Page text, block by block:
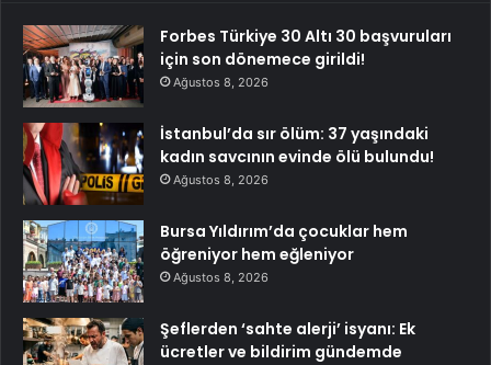
Forbes Türkiye 30 Altı 30 başvuruları
için son dönemece girildi!
Ağustos 8, 2026
İstanbul’da sır ölüm: 37 yaşındaki
kadın savcının evinde ölü bulundu!
Ağustos 8, 2026
Bursa Yıldırım’da çocuklar hem
öğreniyor hem eğleniyor
Ağustos 8, 2026
Şeflerden ‘sahte alerji’ isyanı: Ek
ücretler ve bildirim gündemde